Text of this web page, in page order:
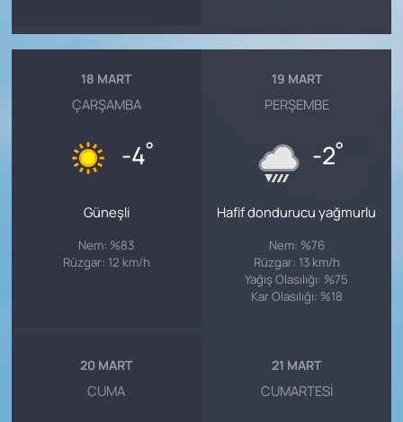
18 MART
ÇARŞAMBA
-4°
Güneşli
Nem: %83
Rüzgar: 12 km/h
19 MART
PERŞEMBE
-2°
Hafif dondurucu yağmurlu
Nem: %76
Rüzgar: 13 km/h
Yağış Olasılığı: %75
Kar Olasılığı: %18
20 MART
CUMA
21 MART
CUMARTESI